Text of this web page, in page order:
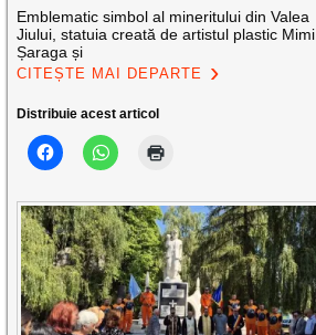
Emblematic simbol al mineritului din Valea
Jiului, statuia creată de artistul plastic Mimi
Șaraga și
CITEȘTE MAI DEPARTE
Distribuie acest articol